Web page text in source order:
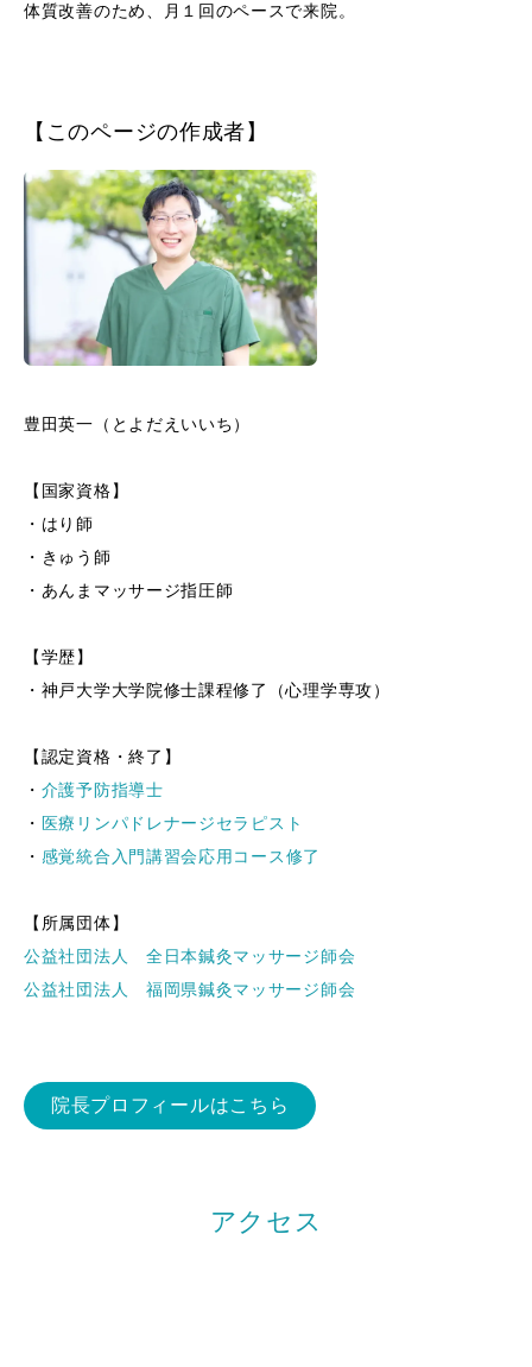
体質改善のため、月１回のペースで来院。
【このページの作成者】
豊田英一（とよだえいいち）
【国家資格】
・はり師
・きゅう師
・あんまマッサージ指圧師
【学歴】
・神戸大学大学院修士課程修了（心理学専攻）
【認定資格・終了】
・ 介護予防指導士
・ 医療リンパドレナージセラピスト
・ 感覚統合入門講習会応用コース修了
【所属団体】
公益社団法人 全日本鍼灸マッサージ師会
公益社団法人 福岡県鍼灸マッサージ師会
院長プロフィールはこちら
アクセス